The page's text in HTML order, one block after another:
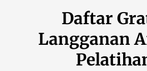
Daftar
Langganan